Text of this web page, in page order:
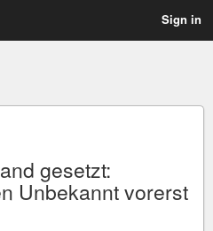
Sign in
gesetzt:
Unbekannt vorerst